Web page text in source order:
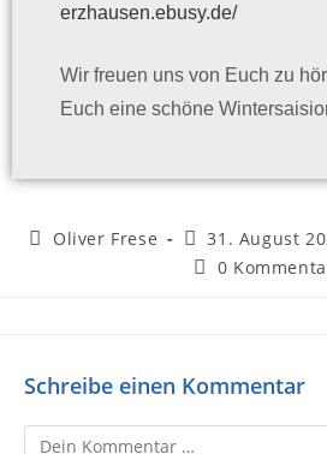
erzhausen.ebusy.de/
Wir freuen uns von Euch zu
Euch eine schöne
Oliver Frese 31. August
0
Schreibe einen Kommentar